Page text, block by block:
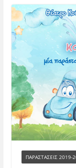
ΠΑΡΑΣΤΑΣΕΙΣ 2019-